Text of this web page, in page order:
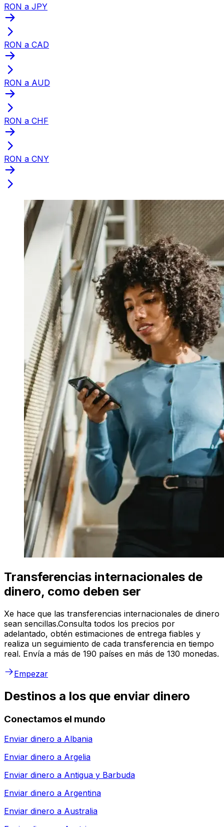
RON a JPY
RON a CAD
RON a AUD
RON a CHF
RON a CNY
Transferencias internacionales de
dinero, como deben ser
Xe hace que las transferencias internacionales de dinero
sean sencillas.Consulta todos los precios por
adelantado, obtén estimaciones de entrega fiables y
realiza un seguimiento de cada transferencia en tiempo
real. Envía a más de 190 países en más de 130 monedas.
Empezar
Destinos a los que enviar dinero
Conectamos el mundo
Enviar dinero a Albania
Enviar dinero a Argelia
Enviar dinero a Antigua y Barbuda
Enviar dinero a Argentina
Enviar dinero a Australia